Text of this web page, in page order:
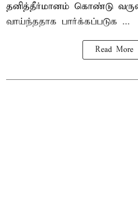
தனித்தீர்மானம் கொண்டு
வாய்ந்ததாக பார்க்கப்படுக ...
Read More